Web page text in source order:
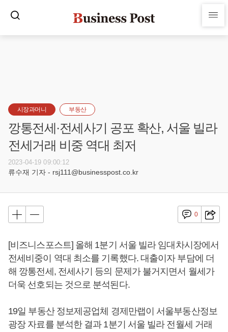
시장과머니 부동산
깡통전세·전세사기 공포 확산, 서울 빌라
전세거래 비중 역대 최저
2023-04-19 09:00:12
류수재 기자 - rsj111@businesspost.co.kr
0
[비즈니스포스트] 올해 1분기 서울 빌라 임대차시장에서
전세비중이 역대 최소를 기록했다. 대출이자 부담에 더
해 깡통전세, 전세사기 등의 문제가 불거지면서 월세가
더욱 선호되는 것으로 분석된다.
19일 부동산 정보제공업체 경제만랩이 서울부동산정보
광장 자료를 분석한 결과 1분기 서울 빌라 전월세 거래